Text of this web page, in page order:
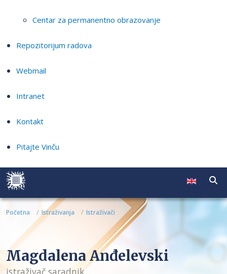
Centar za permanentno obrazovanje
Repozitorijum radova
Webmail
Intranet
Kontakt
Pitajte Vinču
Početna Istraživanja Istraživači
Magdalena Anđelevski
istraživač saradnik